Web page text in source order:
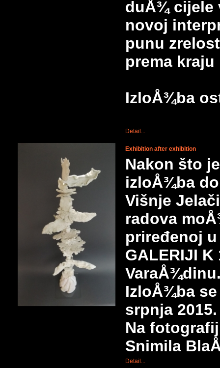
duÅ¾ cijele
novoj
punu
prema
IzloÅ¾ba
Detail...
Exhibition after exhibition
Nakon što
izloÅ¾ba
Višnje
radova
priređenoj u
GALERIJI
IzloÅ¾ba
srpnja 2015.
Na
Snimila
Detail...